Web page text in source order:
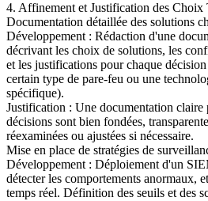
4. Affinement et Justification des Choix
Documentation détaillée des solutions
Développement : Rédaction d'une
décrivant les choix de solutions, les
et les justifications pour chaque
certain type de pare-feu ou une
spécifique).
Justification : Une documentation claire
décisions sont bien fondées,
réexaminées ou ajustées si nécessaire.
Mise en place de stratégies de
Développement : Déploiement d'un
détecter les comportements anormaux,
temps réel. Définition des seuils et des